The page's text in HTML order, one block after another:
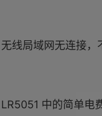
无线局域网无连接，
LR5051 中的简单电